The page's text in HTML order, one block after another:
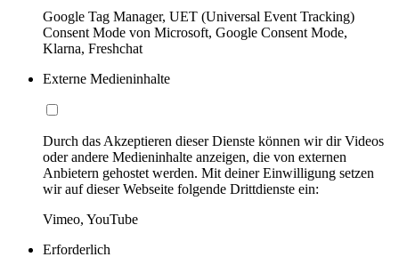
Google Tag Manager, UET (Universal Event Tracking)
Consent Mode von Microsoft, Google Consent Mode,
Klarna, Freshchat
Externe Medieninhalte
Durch das Akzeptieren dieser Dienste können wir dir Videos
oder andere Medieninhalte anzeigen, die von externen
Anbietern gehostet werden. Mit deiner Einwilligung setzen
wir auf dieser Webseite folgende Drittdienste ein:
Vimeo, YouTube
Erforderlich